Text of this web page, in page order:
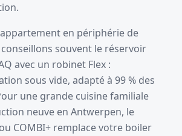
en périphérie de
souvent le réservoir
avec un robinet Flex :
sous vide, adapté à 99 % des
une grande cuisine familiale
neuve en Antwerpen, le
COMBI+ remplace votre boiler